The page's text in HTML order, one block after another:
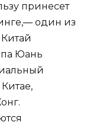
принесет
один из
Юань